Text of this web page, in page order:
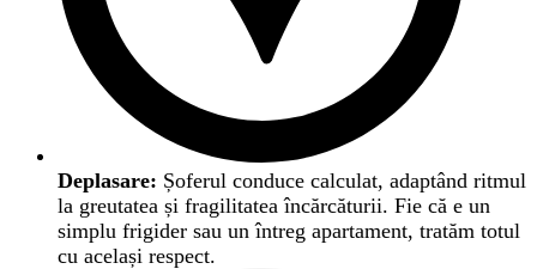
Deplasare: Șoferul conduce calculat, adaptând ritmul
la greutatea și fragilitatea încărcăturii. Fie că e un
simplu frigider sau un întreg apartament, tratăm totul
cu același respect.